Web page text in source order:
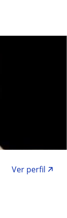
Ver perfil